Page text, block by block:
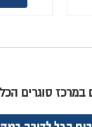
במרכז סוגרים